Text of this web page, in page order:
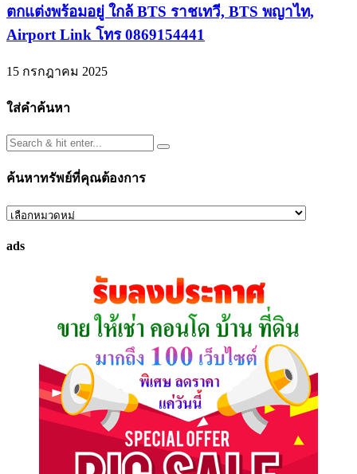
ตกแต่งพร้อมอยู่ ใกล้ BTS ราชเทวี, BTS พญาไท,
Airport Link โทร 0869154441
15 กรกฎาคม 2025
ใส่คำค้นหา
ค้นหาทรัพย์ที่คุณต้องการ
ค้นหา
ที่
ads